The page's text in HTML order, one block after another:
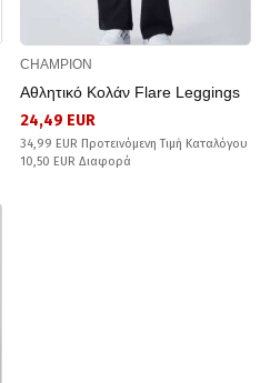
CHAMPION
Αθλητικό Κολάν Flare Leggings
24,49 EUR
34,99 EUR Προτεινόμενη Τιμή Καταλόγου
10,50 EUR Διαφορά